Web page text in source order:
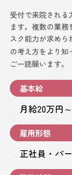
受付で来院される
ます。複数の業
スク能力が求め
の考え方をより知
ご一読願います。
基本給
月給20万円
雇用形態
正社員・パ